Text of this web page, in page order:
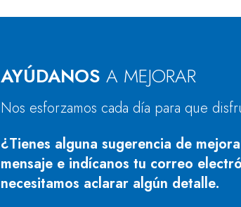
AYÚDANOS A MEJORAR
Nos esforzamos cada día para que
¿Tienes alguna sugerencia de
mensaje e indícanos tu correo
necesitamos aclarar algún detalle.